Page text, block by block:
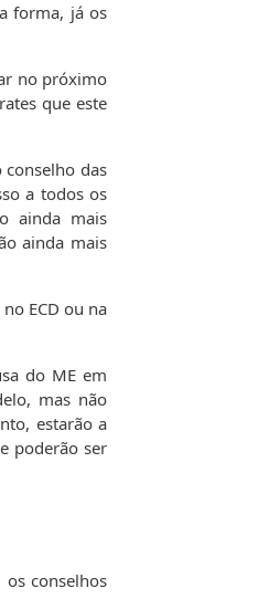
forma, já os
no próximo
que este
conselho das
a todos os
ainda mais
ainda mais
ECD ou na
do ME em
mas não
estarão a
poderão ser
conselhos